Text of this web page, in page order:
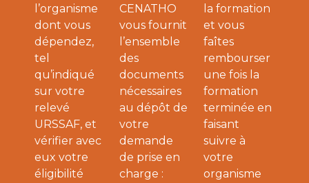
l’organisme
dont vous
dépendez,
tel
qu’indiqué
sur votre
relevé
URSSAF, et
vérifier avec
eux votre
éligibilité
CENATHO
vous fournit
l’ensemble
des
documents
nécessaires
au dépôt de
votre
demande
de prise en
charge :
la formation
et vous
faîtes
rembourser
une fois la
formation
terminée en
faisant
suivre à
votre
organisme